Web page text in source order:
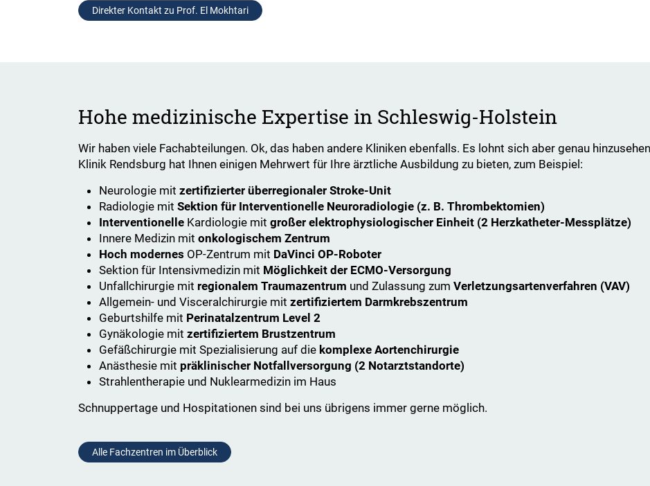
Direkter Kontakt zu Prof. El Mokhtari
Hohe medizinische Expertise in Schleswig-Holstein
Wir haben viele Fachabteilungen. Ok, das haben andere Kliniken ebenfalls. Es lohnt sich aber genau
Klinik Rendsburg hat Ihnen einigen Mehrwert für Ihre ärztliche Ausbildung zu bieten, zum Beispiel:
Neurologie mitzertifizierter überregionaler Stroke-Unit
Radiologie mitSektion für Interventionelle Neuroradiologie (z. B. Thrombektomien)
Interventionelle Kardiologie mitgroßer elektrophysiologischer Einheit (2 Herzkatheter-Messplätze)
Innere Medizin mitonkologischem Zentrum
Hoch modernes OP-Zentrum mit DaVinci OP-Roboter
Sektion für Intensivmedizin mit Möglichkeit der ECMO-Versorgung
Unfallchirurgie mit regionalem Traumazentrum und Zulassung zumVerletzungsartenverfahren (VAV)
Allgemein- und Visceralchirurgie mitzertifiziertem Darmkrebszentrum
Geburtshilfe mit Perinatalzentrum Level 2
Gynäkologie mitzertifiziertem Brustzentrum
Gefäßchirurgie mit Spezialisierung auf die komplexe Aortenchirurgie
Anästhesie mit präklinischer Notfallversorgung (2 Notarztstandorte)
Strahlentherapie und Nuklearmedizin im Haus
Schnuppertage und Hospitationen sind bei uns übrigens immer gerne möglich.
Alle Fachzentren im Überblick